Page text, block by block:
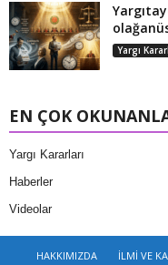
Yargı
EN ÇOK
Yargı Kararları
Haberler
Videolar
HAKKIMIZDA İLMİ VE